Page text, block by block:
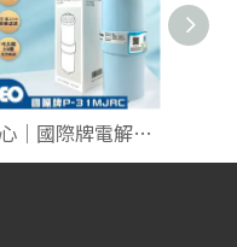
濾心｜國際牌電解機 P-31MJRC Panasonic ｜除菌濾心